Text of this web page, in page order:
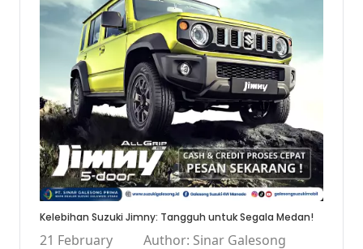
Kelebihan Suzuki Jimny: Tangguh untuk Segala Medan!
21 February
Author: Sinar Galesong